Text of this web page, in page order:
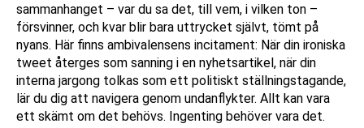
sammanhanget – var du sa det, till vem, i vilken ton –
försvinner, och kvar blir bara uttrycket självt, tömt på
nyans. Här finns ambivalensens incitament: När din ironiska
tweet återges som sanning i en nyhetsartikel, när din
interna jargong tolkas som ett politiskt ställningstagande,
lär du dig att navigera genom undanflykter. Allt kan vara
ett skämt om det behövs. Ingenting behöver vara det.